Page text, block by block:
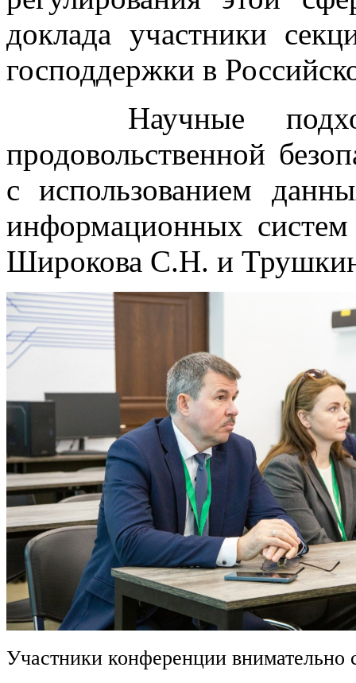
доклада участники
господдержки в
Научные
продовольственной
с использованием
информационных
Широкова С.Н. и
Участники конференции